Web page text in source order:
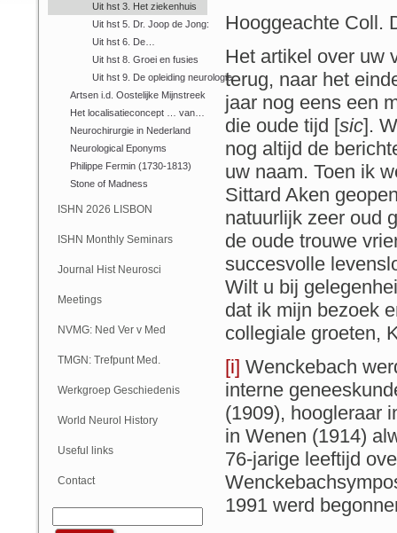
Uit hst 3. Het ziekenhuis
Uit hst 5. Dr. Joop de Jong:
Uit hst 6. De…
Uit hst 8. Groei en fusies
Uit hst 9. De opleiding neurologie
Artsen i.d. Oostelijke Mijnstreek
Het localisatieconcept … van…
Neurochirurgie in Nederland
Neurological Eponyms
Philippe Fermin (1730-1813)
Stone of Madness
ISHN 2026 LISBON
ISHN Monthly Seminars
(Online)
Journal Hist Neurosci
Meetings
NVMG: Ned Ver v Med
Geschiedenis
TMGN: Trefpunt Med.
Geschiedenis
Werkgroep Geschiedenis
NVN
World Neurol History
Column
Useful links
Contact
Hooggeachte Coll.
Het artikel over uw
terug, naar het
jaar nog eens een
die oude tijd [sic].
nog altijd de
uw naam. Toen ik
Sittard Aken
natuurlijk zeer oud
de oude trouwe
succesvolle
Wilt u bij
dat ik mijn bezoek
collegiale groeten,
[i] Wenckebach
interne
(1909), hoogleraar
in Wenen (1914)
76-jarige leeftijd
1991 werd